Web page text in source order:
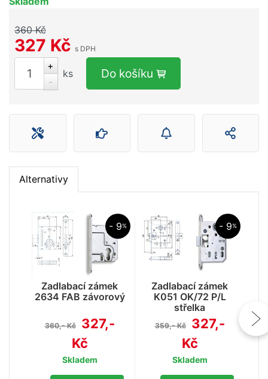
360 Kč
327 Kč s DPH
+
-
ks Do košíku
Alternativy
- 9%
Zadlabací zámek
2634 FAB závorový
360,- Kč
327,-
Kč
Skladem
- 9%
Zadlabací zámek
K051 OK/72 P/L
střelka
359,- Kč
327,-
Kč
Skladem